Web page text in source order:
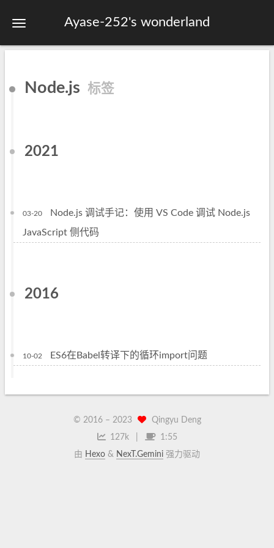
Ayase-252's wonderland
关于
归档
Node.js 标签
2021
03-20
Node.js 调试手记：使用 VS Code 调试 Node.js
JavaScript 侧代码
2016
10-02 ES6在Babel转译下的循环import问题
© 2016 – 2023
Qingyu Deng
127k
1:55
由 Hexo & NexT.Gemini 强力驱动